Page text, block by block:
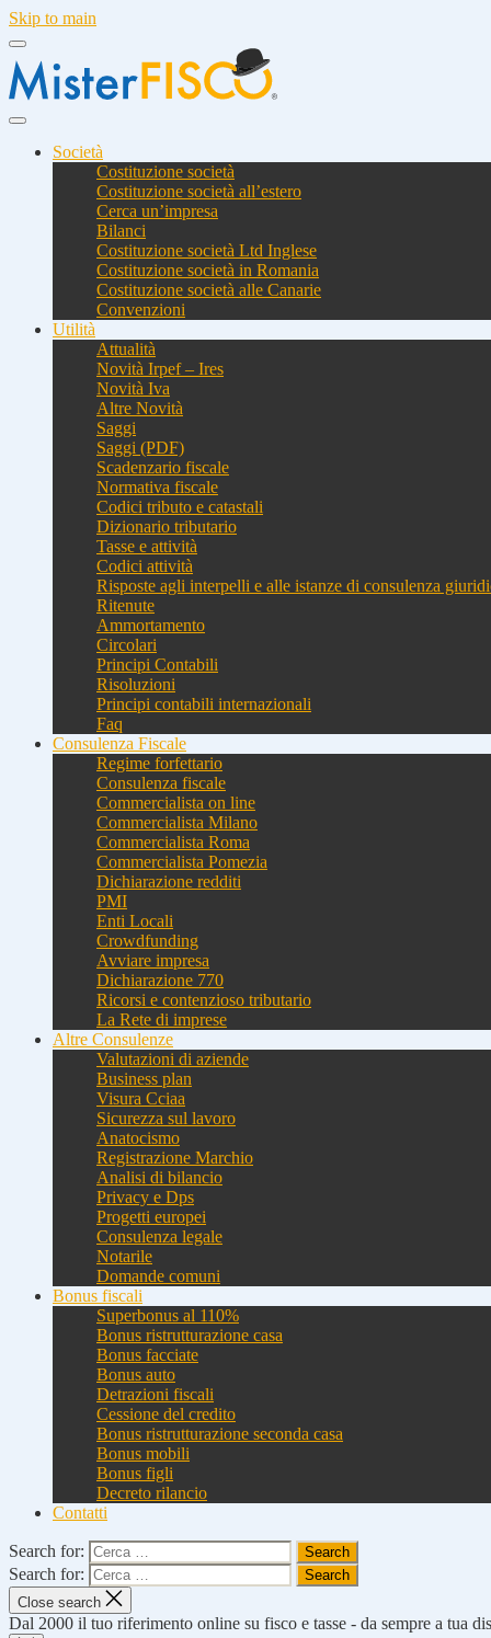
Skip to main
Società
Costituzione società
Costituzione società all’estero
Cerca un’impresa
Bilanci
Costituzione società Ltd Inglese
Costituzione società in Romania
Costituzione società alle Canarie
Convenzioni
Utilità
Attualità
Novità Irpef – Ires
Novità Iva
Altre Novità
Saggi
Saggi (PDF)
Scadenzario fiscale
Normativa fiscale
Codici tributo e catastali
Dizionario tributario
Tasse e attività
Codici attività
Risposte agli interpelli e alle istanze di consulenza
Ritenute
Ammortamento
Circolari
Principi Contabili
Risoluzioni
Principi contabili internazionali
Faq
Consulenza Fiscale
Regime forfettario
Consulenza fiscale
Commercialista on line
Commercialista Milano
Commercialista Roma
Commercialista Pomezia
Dichiarazione redditi
PMI
Enti Locali
Crowdfunding
Avviare impresa
Dichiarazione 770
Ricorsi e contenzioso tributario
La Rete di imprese
Altre Consulenze
Valutazioni di aziende
Business plan
Visura Cciaa
Sicurezza sul lavoro
Anatocismo
Registrazione Marchio
Analisi di bilancio
Privacy e Dps
Progetti europei
Consulenza legale
Notarile
Domande comuni
Bonus fiscali
Superbonus al 110%
Bonus ristrutturazione casa
Bonus facciate
Bonus auto
Detrazioni fiscali
Cessione del credito
Bonus ristrutturazione seconda casa
Bonus mobili
Bonus figli
Decreto rilancio
Contatti
Search for:
Search for:
Close search
Dal 2000 il tuo riferimento online su fisco e tasse - da sempre a tua